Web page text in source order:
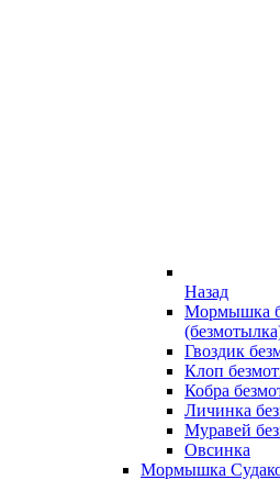
Назад
Мормышка
Гвоздик
Клоп
Кобра
Личинка
Муравей
Овсинка
Мормышка